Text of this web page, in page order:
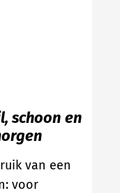
schoon en
van een
voor